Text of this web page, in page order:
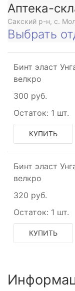
Аптека-
Сакский р-н, с.
Выбрать
Бинт эласт
велкро
300 руб.
Остаток: 1 шт.
КУПИТЬ
Бинт эласт
велкро
320 руб.
Остаток: 1 шт.
КУПИТЬ